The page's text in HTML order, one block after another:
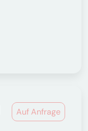
Auf Anfrage